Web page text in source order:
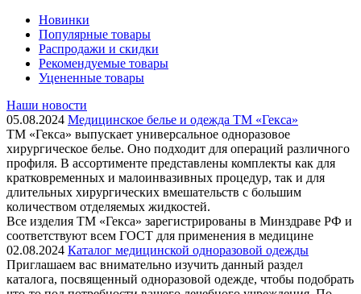
Новинки
Популярные товары
Распродажи и скидки
Рекомендуемые товары
Уцененные товары
Наши новости
05.08.2024 Медицинское белье и одежда ТМ «Гекса»
ТМ «Гекса» выпускает универсальное одноразовое
хирургическое белье. Оно подходит для операций различного
профиля. В ассортименте представлены комплекты как для
кратковременных и малоинвазивных процедур, так и для
длительных хирургических вмешательств с большим
количеством отделяемых жидкостей.
Все изделия ТМ «Гекса» зарегистрированы в Минздраве РФ и
соответствуют всем ГОСТ для применения в медицине
02.08.2024 Каталог медицинской одноразовой одежды
Приглашаем вас внимательно изучить данный раздел
каталога, посвященный одноразовой одежде, чтобы подобрать